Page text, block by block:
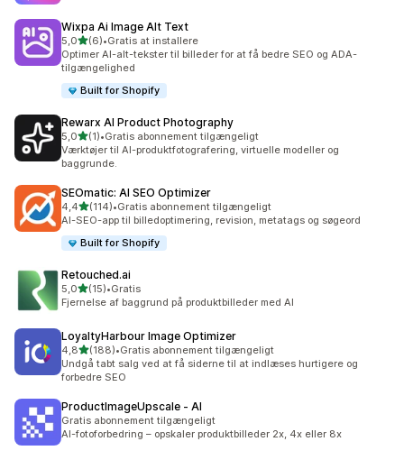
Wixpa Ai Image Alt Text
5,0ud af 5 stjerner
(6)
6 anmeldelser i alt
•Gratis at installere
Optimer AI-alt-tekster til billeder for at få bedre SEO og ADA-
tilgængelighed
Built for Shopify
Rewarx AI Product Photography
5,0ud af 5 stjerner
(1)
1 anmeldelser i alt
•Gratis abonnement tilgængeligt
Værktøjer til AI-produktfotografering, virtuelle modeller og
baggrunde.
SEOmatic: AI SEO Optimizer
4,4ud af 5 stjerner
(114)
114 anmeldelser i alt
•Gratis abonnement tilgængeligt
AI-SEO-app til billedoptimering, revision, metatags og søgeord
Built for Shopify
Retouched.ai
5,0ud af 5 stjerner
(15)
15 anmeldelser i alt
•Gratis
Fjernelse af baggrund på produktbilleder med AI
LoyaltyHarbour Image Optimizer
4,8ud af 5 stjerner
(188)
188 anmeldelser i alt
•Gratis abonnement tilgængeligt
Undgå tabt salg ved at få siderne til at indlæses hurtigere og
forbedre SEO
ProductImageUpscale ‑ AI
Gratis abonnement tilgængeligt
AI-fotoforbedring – opskaler produktbilleder 2x, 4x eller 8x